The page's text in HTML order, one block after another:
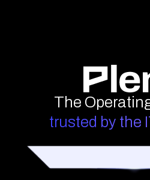
The
trusted by the